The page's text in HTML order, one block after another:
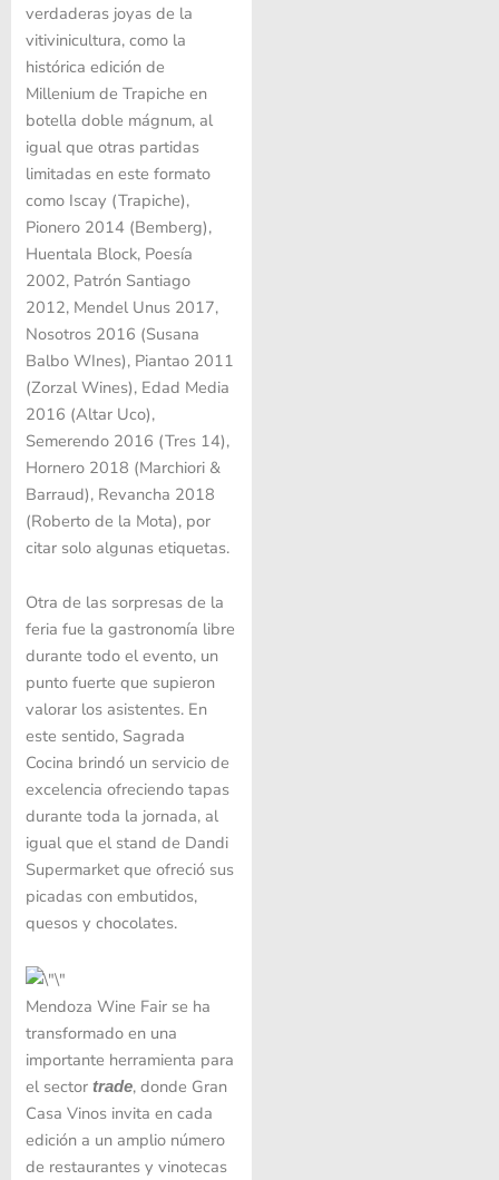
verdaderas joyas de la
vitivinicultura, como la
histórica edición de
Millenium de Trapiche en
botella doble mágnum, al
igual que otras partidas
limitadas en este formato
como Iscay (Trapiche),
Pionero 2014 (Bemberg),
Huentala Block, Poesía
2002, Patrón Santiago
2012, Mendel Unus 2017,
Nosotros 2016 (Susana
Balbo WInes), Piantao 2011
(Zorzal Wines), Edad Media
2016 (Altar Uco),
Semerendo 2016 (Tres 14),
Hornero 2018 (Marchiori &
Barraud), Revancha 2018
(Roberto de la Mota), por
citar solo algunas etiquetas.
Otra de las sorpresas de la
feria fue la gastronomía libre
durante todo el evento, un
punto fuerte que supieron
valorar los asistentes. En
este sentido, Sagrada
Cocina brindó un servicio de
excelencia ofreciendo tapas
durante toda la jornada, al
igual que el stand de Dandi
Supermarket que ofreció sus
picadas con embutidos,
quesos y chocolates.
Mendoza Wine Fair se ha
transformado en una
importante herramienta para
el sector trade, donde Gran
Casa Vinos invita en cada
edición a un amplio número
de restaurantes y vinotecas